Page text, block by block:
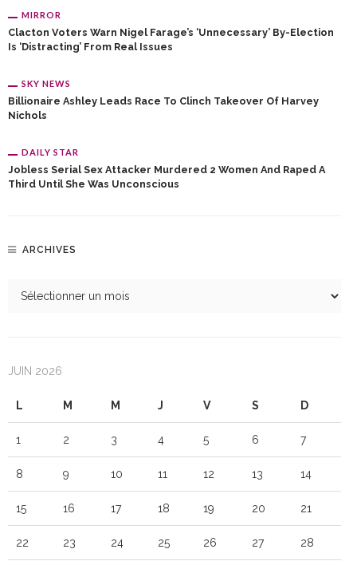
MIRROR
Clacton Voters Warn Nigel Farage’s ‘unnecessary’ By-Election
Is ‘distracting’ From Real Issues
SKY NEWS
Billionaire Ashley Leads Race To Clinch Takeover Of Harvey
Nichols
DAILY STAR
Jobless Serial Sex Attacker Murdered 2 Women And Raped A
Third Until She Was Unconscious
ARCHIVES
JUIN 2026
L M M J V S D
1 2 3 4 5 6 7
8 9 10 11 12 13 14
15 16 17 18 19 20 21
22 23 24 25 26 27 28